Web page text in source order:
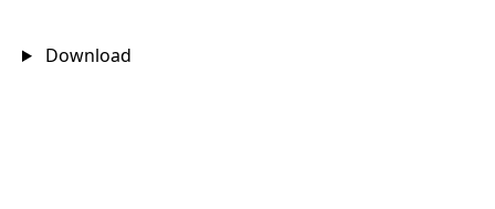
Download